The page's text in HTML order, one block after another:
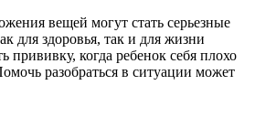
вещей могут стать серьезные
для здоровья, так и для жизни
прививку, когда ребенок себя плохо
разобраться в ситуации может